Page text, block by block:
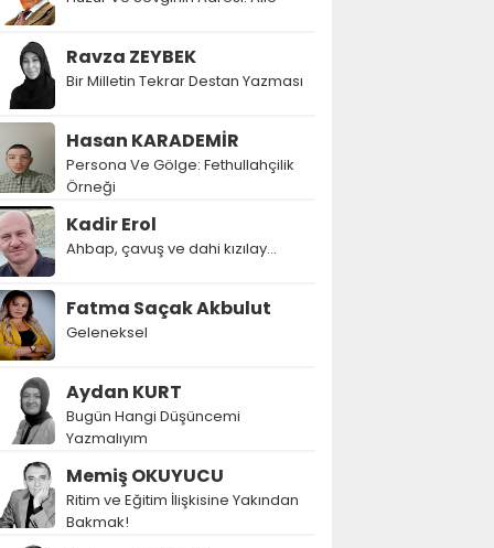
Ravza ZEYBEK
Bir Milletin Tekrar Destan Yazması
Hasan KARADEMİR
Persona Ve Gölge: Fethullahçilik
Örneği
Kadir Erol
Ahbap, çavuş ve dahi kızılay...
Fatma Saçak Akbulut
Geleneksel
Aydan KURT
Bugün Hangi Düşüncemi
Yazmalıyım
Memiş OKUYUCU
Ritim ve Eğitim İlişkisine Yakından
Bakmak!